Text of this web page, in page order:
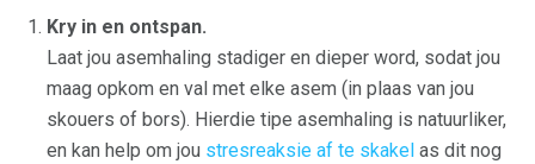
Kry in en ontspan.
Laat jou asemhaling stadiger en dieper word, sodat jou
maag opkom en val met elke asem (in plaas van jou
skouers of bors). Hierdie tipe asemhaling is natuurliker,
en kan help om jou stresreaksie af te skakel as dit nog